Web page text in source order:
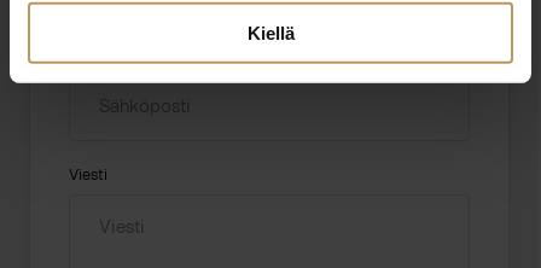
Kiellä
Viesti